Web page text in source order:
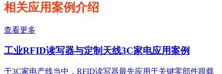
相关应用案例介绍
查看更多
工业RFID读写器与定制天线3C家电应用案例
于3C家电产线当中，RFID读写器最先应用于关键零部件跟载